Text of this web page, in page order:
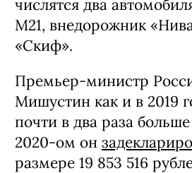
числятся два
М21, внедорожник
«Скиф».
Премьер-министр
Мишустин как и в 2019
почти в два раза
2020-ом он
размере 19 853 516